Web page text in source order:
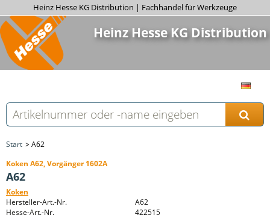
Heinz Hesse KG Distribution | Fachhandel für Werkzeuge
Heinz Hesse KG Distribution
Start
A62
Koken A62, Vorgänger 1602A
A62
Koken
Hersteller-Art.-Nr.
A62
Hesse-Art.-Nr.
422515